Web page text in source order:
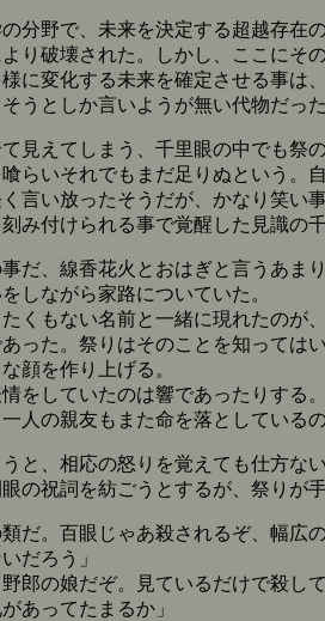
分野で、未来を決定する超越存在の
り破壊された。しかし、ここにそ
に変化する未来を確定させる事は
うとしか言いようが無い代物だった
見えてしまう、千里眼の中でも祭
らいそれでもまだ足りぬという。
言い放ったそうだが、かなり笑い事
み付けられる事で覚醒した見識の
だ、線香花火とおはぎと言うあま
しながら家路についていた。
くもない名前と一緒に現れたのが
った。祭りはそのことを知っては
顔を作り上げる。
をしていたのは響であったりする
人の親友もまた命を落としているの
と、相応の怒りを覚えても仕方ない
の祝詞を紡ごうとするが、祭りが手
類だ。百眼じゃあ殺されるぞ、幅
だろう」
野郎の娘だぞ。見ているだけで殺
あってたまるか」